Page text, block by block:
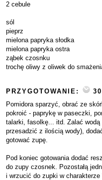
2 cebule
sól
pieprz
mielona papryka słodka
mielona papryka ostra
ząbek czosnku
trochę oliwy z oliwek do
PRZYGOTOWANIE:
Pomidora sparzyć, obrać ze
pokroić - paprykę w paseczki,
talarki, fasolkę... itd. Zalać
przesadzić z ilością wody),
gotować zupę.
Pod koniec gotowania dodać
do zupy czosnek. Pozostałą
i wrzucić do zupki w charakterze